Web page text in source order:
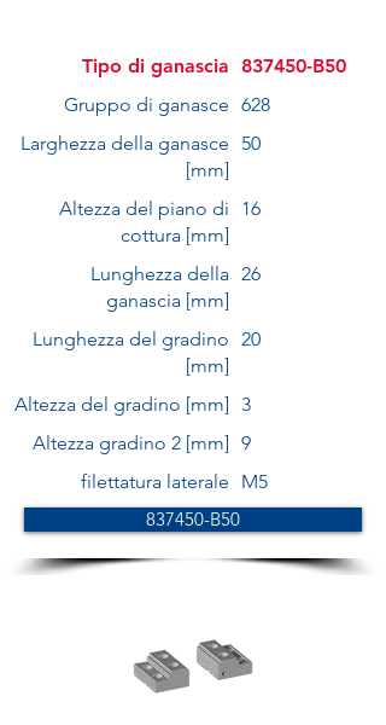
Tipo di ganascia
837450-B50
Gruppo di ganasce 628
Larghezza della ganasce
[mm]
50
Altezza del piano di
cottura [mm]
16
Lunghezza della
ganascia [mm]
26
Lunghezza del gradino
[mm]
20
Altezza del gradino [mm] 3
Altezza gradino 2 [mm] 9
filettatura laterale
M5
837450-B50